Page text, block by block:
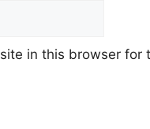
in this browser for